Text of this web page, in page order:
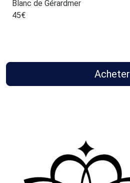
Blanc de Gérardmer
45€
Acheter